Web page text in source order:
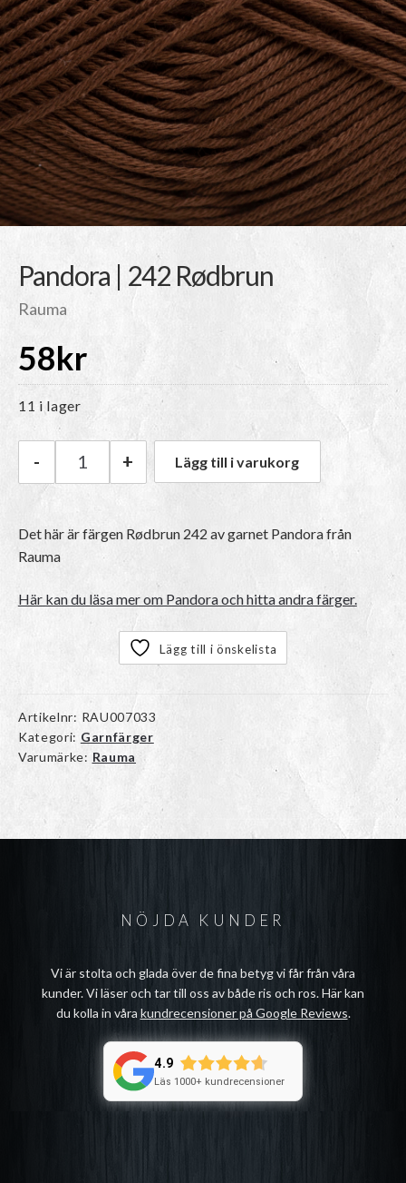
Pandora | 242 Rødbrun
Rauma
58kr
11 i lager
Rauma Pandora | 242 Rødbrun mängd
- + Lägg till i varukorg
Det här är färgen Rødbrun 242 av garnet Pandorafrån
Rauma
Här kan du läsa mer om Pandora och hitta andra färger.
Lägg till i önskelista
Artikelnr: RAU007033
Kategori: Garnfärger
Varumärke: Rauma
NÖJDA KUNDER
Vi är stolta och glada över de fina betyg vi får från våra
kunder. Vi läser och tar till oss av både ris och ros. Här kan
du kolla in våra kundrecensioner på Google Reviews.
4.9
Läs 1000+ kundrecensioner